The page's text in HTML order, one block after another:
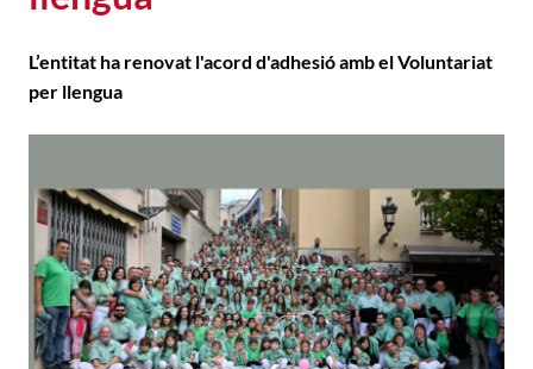
L’entitat ha renovat l'acord d'adhesió amb el Voluntariat
per llengua